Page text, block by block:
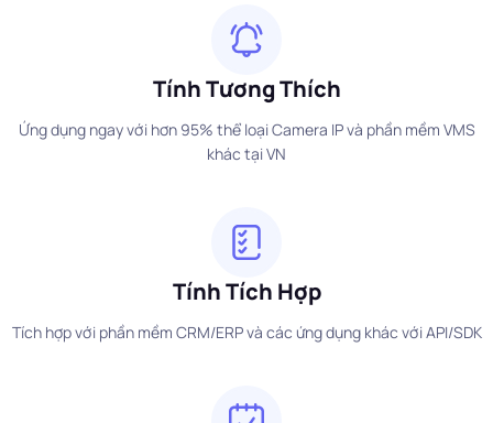
Tính Tương Thích
Ứng dụng ngay với hơn 95% thể loại Camera IP và phần mềm VMS
khác tại VN
Tính Tích Hợp
Tích hợp với phần mềm CRM/ERP và các ứng dụng khác với API/SDK